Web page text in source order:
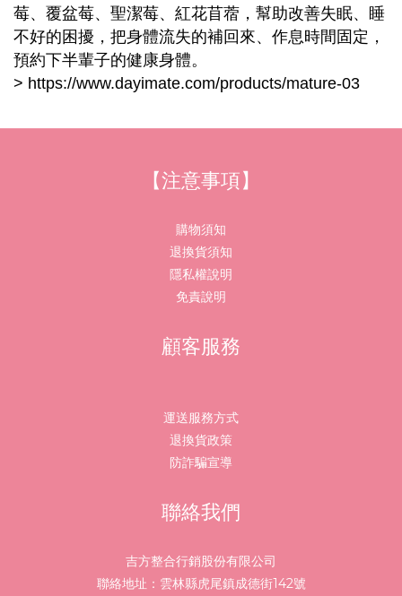
莓、覆盆莓、聖潔莓、紅花苜蓿，幫助改善失眠、睡
不好的困擾，把身體流失的補回來、作息時間固定，
預約下半輩子的健康身體。
> https://www.dayimate.com/products/mature-03
【注意事項】
購物須知
退換貨須知
隱私權說明
免責說明
顧客服務
運送服務方式
退換貨政策
防詐騙宣導
聯絡我們
吉方整合行銷股份有限公司
聯絡地址：雲林縣虎尾鎮成德街142號